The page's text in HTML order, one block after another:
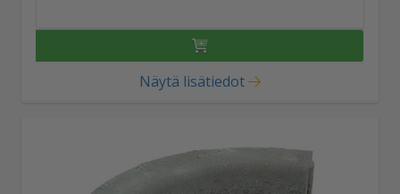
Näytä lisätiedot